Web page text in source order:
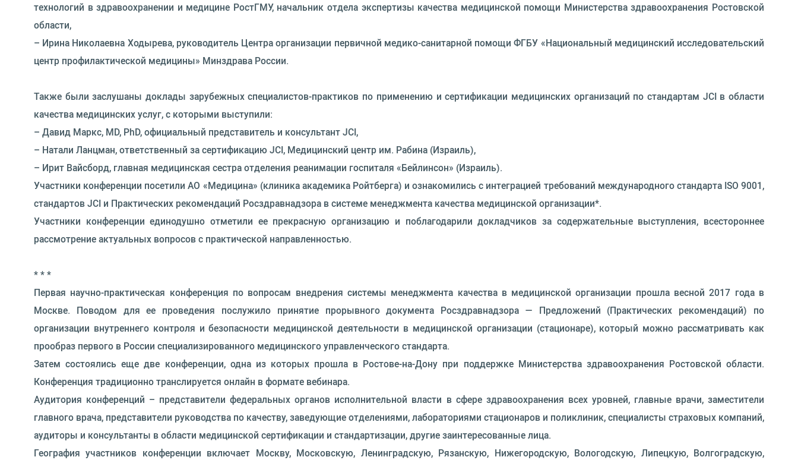
технологий в здравоохранении и медицине РостГМУ, начальник отдела экспертизы качества медицинской помощи Министерства здравоохранения Ростовской
области,
– Ирина Николаевна Ходырева, руководитель Центра организации первичной медико-санитарной помощи ФГБУ «Национальный медицинский исследовательский
центр профилактической медицины» Минздрава России.
Также были заслушаны доклады зарубежных специалистов-практиков по применению и сертификации медицинских организаций по стандартам JCI в области
качества медицинских услуг, с которыми выступили:
– Давид Маркс, MD, PhD, официальный представитель и консультант JCI,
– Натали Ланцман, ответственный за сертификацию JCI, Медицинский центр им. Рабина (Израиль),
– Ирит Вайсборд, главная медицинская сестра отделения реанимации госпиталя «Бейлинсон» (Израиль).
Участники конференции посетили АО «Медицина» (клиника академика Ройтберга) и ознакомились с интеграцией требований международного стандарта ISO 9001,
стандартов JCI и Практических рекомендаций Росздравнадзора в системе менеджмента качества медицинской организации*.
Участники конференции единодушно отметили ее прекрасную организацию и поблагодарили докладчиков за содержательные выступления, всестороннее
рассмотрение актуальных вопросов с практической направленностью.
* * *
Первая научно-практическая конференция по вопросам внедрения системы менеджмента качества в медицинской организации прошла весной 2017 года в
Москве. Поводом для ее проведения послужило принятие прорывного документа Росздравнадзора — Предложений (Практических рекомендаций) по
организации внутреннего контроля и безопасности медицинской деятельности в медицинской организации (стационаре), который можно рассматривать как
прообраз первого в России специализированного медицинского управленческого стандарта.
Затем состоялись еще две конференции, одна из которых прошла в Ростове-на-Дону при поддержке Министерства здравоохранения Ростовской области.
Конференция традиционно транслируется онлайн в формате вебинара.
Аудитория конференций – представители федеральных органов исполнительной власти в сфере здравоохранения всех уровней, главные врачи, заместители
главного врача, представители руководства по качеству, заведующие отделениями, лабораториями стационаров и поликлиник, специалисты страховых компаний,
аудиторы и консультанты в области медицинской сертификации и стандартизации, другие заинтересованные лица.
География участников конференции включает Москву, Московскую, Ленинградскую, Рязанскую, Нижегородскую, Вологодскую, Липецкую, Волгоградскую,